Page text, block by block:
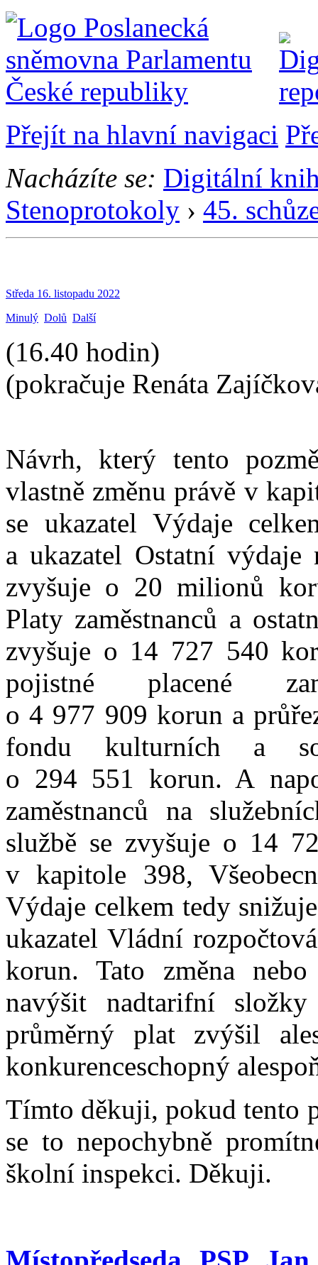
Přejít na hlavní navigaci
Nacházíte se: Digitální
Stenoprotokoly › 45.
Středa 16. listopadu 2022
Minulý Dolů Další
(16.40 hodin)
(pokračuje Renáta
Návrh, který tento
vlastně změnu právě v
se ukazatel Výdaje
a ukazatel Ostatní výdaje
zvyšuje o 20 milionů
Platy zaměstnanců a
zvyšuje o 14 727 540
pojistné placené
o 4 977 909 korun a
fondu kulturních a
o 294 551 korun. A
zaměstnanců na
službě se zvyšuje o 14
v kapitole 398,
Výdaje celkem tedy
ukazatel Vládní
korun. Tato změna
navýšit nadtarifní
průměrný plat zvýšil
konkurenceschopný
Tímto děkuji, pokud tento
se to nepochybně
školní inspekci. Děkuji.